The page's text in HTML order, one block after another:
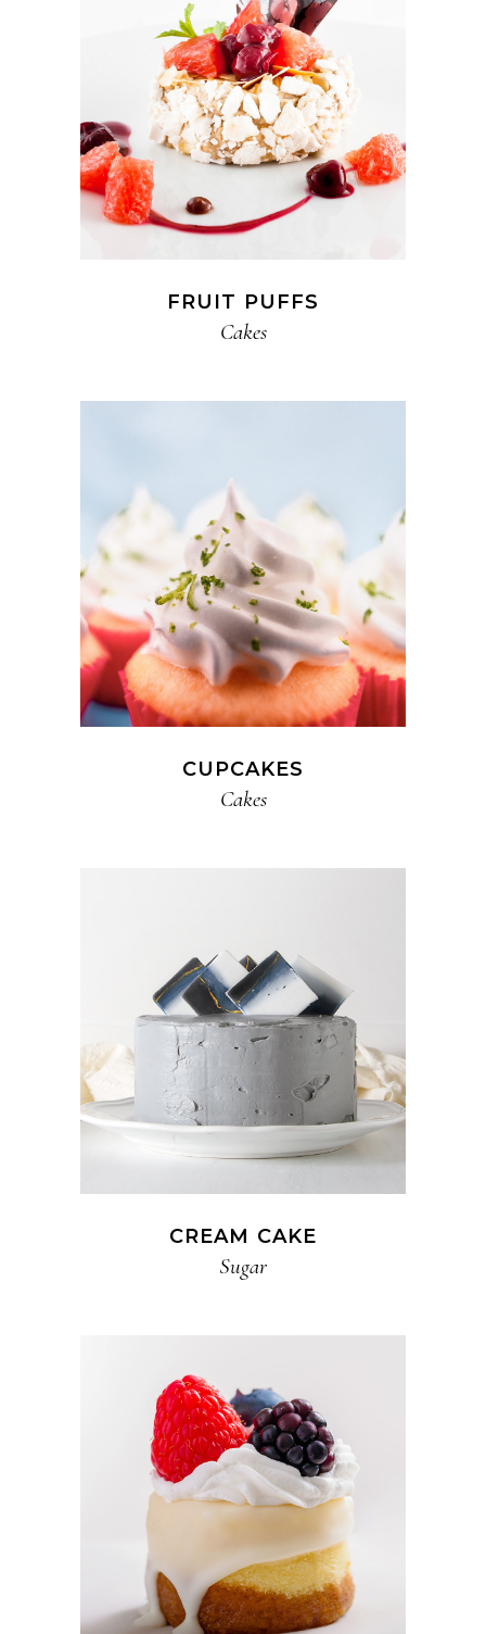
FRUIT PUFFS
Cakes
CUPCAKES
Cakes
CREAM CAKE
Sugar